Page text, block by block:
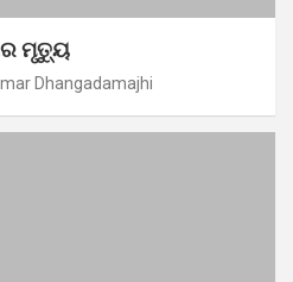
ମୃତ୍ୟୁ
Dhangadamajhi